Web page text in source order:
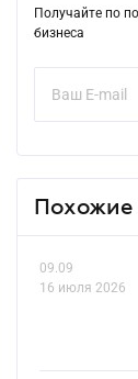
Получайте по
бизнеса
Похожие
09.09
16 июля 2026